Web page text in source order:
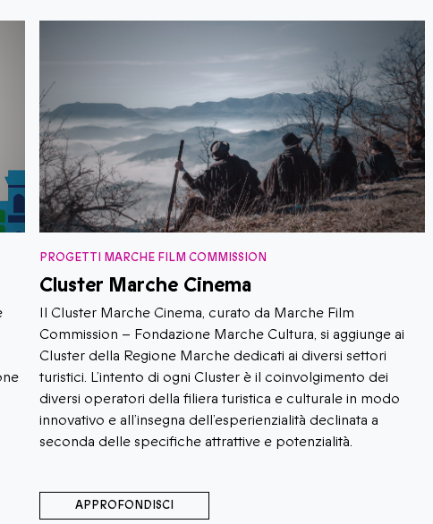
PROGETTI MARCHE FILM COMMISSION
Cluster Marche Cinema
Il Cluster Marche Cinema, curato da Marche Film
Commission – Fondazione Marche Cultura, si aggiunge ai
Cluster della Regione Marche dedicati ai diversi settori
turistici. L’intento di ogni Cluster è il coinvolgimento dei
diversi operatori della filiera turistica e culturale in modo
innovativo e all’insegna dell’esperienzialità declinata a
seconda delle specifiche attrattive e potenzialità.
APPROFONDISCI